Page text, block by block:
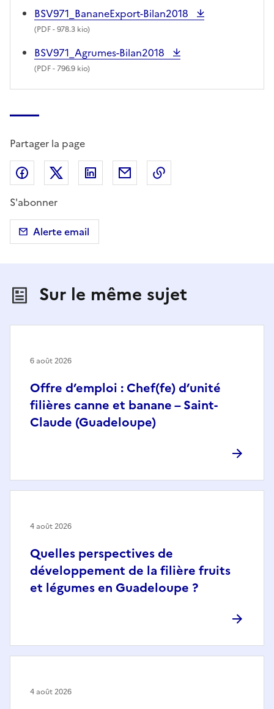
BSV971_BananeExport-Bilan2018
(PDF- 978.3 kio)
BSV971_Agrumes-Bilan2018
(PDF- 796.9 kio)
Partager la page
Partager sur Facebook
Partager sur X (anciennement Twitter)
Partager sur LinkedIn
Partager par email
S'abonner
Alerte email
Sur le même sujet
Offre d’emploi : Chef(fe) d’unité
filières canne et banane – Saint-
Claude (Guadeloupe)
6 août 2026
Quelles perspectives de
développement de la filière fruits
et légumes en Guadeloupe ?
4 août 2026
4 août 2026